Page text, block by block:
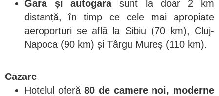
Gara și autogarasunt la doar 2 km
distanță, în timp ce cele mai apropiate
aeroporturi se află la Sibiu (70 km), Cluj-
Napoca (90 km) și Târgu Mureș (110 km).
Cazare
Hotelul oferă80 de camere noi, moderne